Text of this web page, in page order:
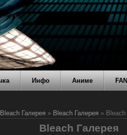
Инфо Аниме
Bleach Галерея » Bleach Галерея » Bleach
Bleach Галерея